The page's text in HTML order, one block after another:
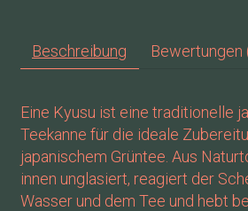
Beschreibung Bewertungen
Eine Kyusu ist eine traditionelle
Teekanne für die ideale
japanischem Grüntee. Aus
innen unglasiert, reagiert der
Wasser und dem Tee und hebt